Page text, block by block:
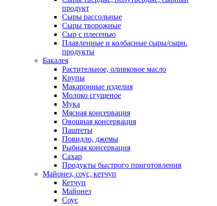
продукт
Сыры рассольные
Сыры творожные
Сыр с плесенью
Плавленные и колбасные сыры/сырн.
продукты
Бакалея
Растительное, оливковое масло
Крупы
Макаронные изделия
Молоко сгущеное
Мука
Мясная консервация
Овощная консервация
Паштеты
Повидло, джемы
Рыбная консервация
Сахар
Продукты быстрого приготовления
Майонез, соус, кетчуп
Кетчуп
Майонез
Соус